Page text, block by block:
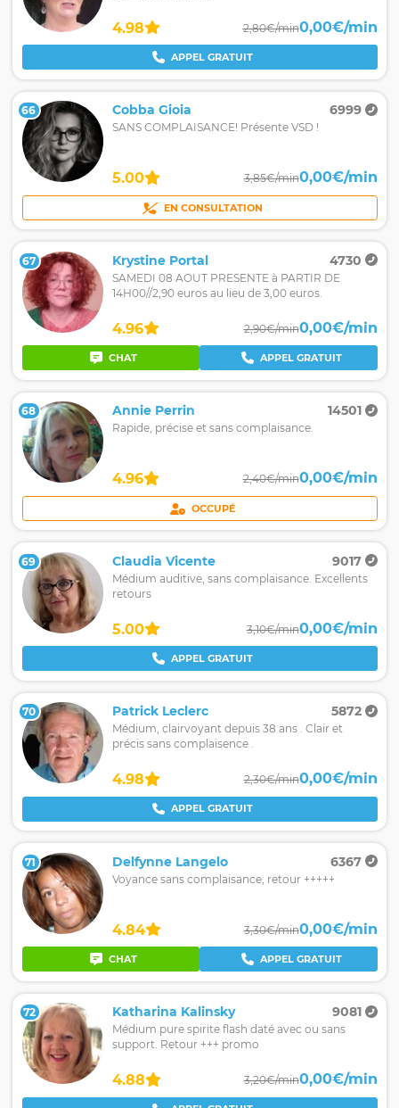
4.98 2,80€/min0,00€/min
APPEL GRATUIT
66 Cobba Gioia 6999
SANS COMPLAISANCE! Présente VSD !
5.00 3,85€/min0,00€/min
EN CONSULTATION
67 Krystine Portal 4730
SAMEDI 08 AOUT PRESENTE à PARTIR DE
14H00//2,90 euros au lieu de 3,00 euros.
4.96 2,90€/min0,00€/min
CHAT APPEL GRATUIT
68 Annie Perrin 14501
Rapide, précise et sans complaisance.
4.96 2,40€/min0,00€/min
OCCUPÉ
69 Claudia Vicente 9017
Médium auditive, sans complaisance. Excellents
retours
5.00 3,10€/min0,00€/min
APPEL GRATUIT
70 Patrick Leclerc 5872
Médium, clairvoyant depuis 38 ans . Clair et
précis sans complaisence .
4.98 2,30€/min0,00€/min
APPEL GRATUIT
71 Delfynne Langelo 6367
Voyance sans complaisance, retour +++++
4.84 3,30€/min0,00€/min
CHAT APPEL GRATUIT
72 Katharina Kalinsky 9081
Médium pure spirite flash daté avec ou sans
support. Retour +++ promo
4.88 3,20€/min0,00€/min